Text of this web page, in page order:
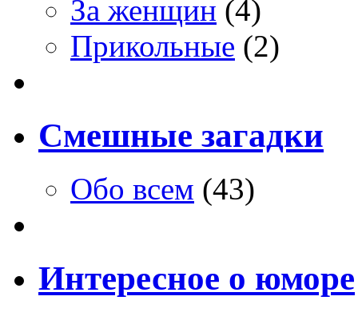
За женщин (4)
Прикольные (2)
Смешные загадки
Обо всем (43)
Интересное о юморе